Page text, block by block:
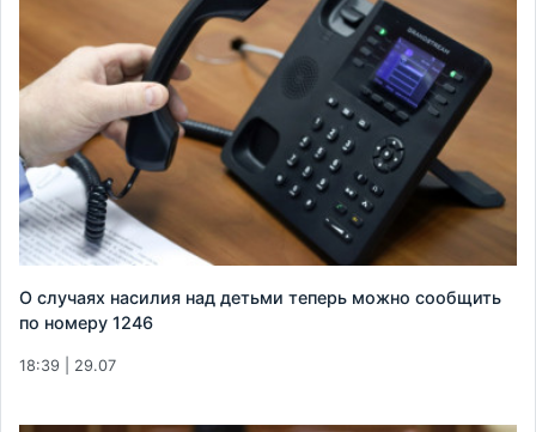
О случаях насилия над детьми теперь можно сообщить
по номеру 1246
18:39 | 29.07